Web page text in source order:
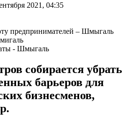
2021, 04:35
- Шмыгаль
собирается убрать
барьеров для
бизнесменов,